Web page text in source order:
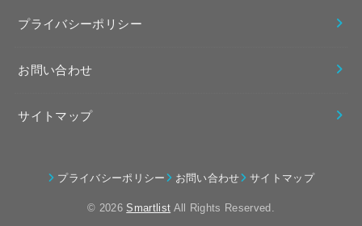
プライバシーポリシー
お問い合わせ
サイトマップ
プライバシーポリシー お問い合わせ サイトマップ
© 2026Smartlist All Rights Reserved.